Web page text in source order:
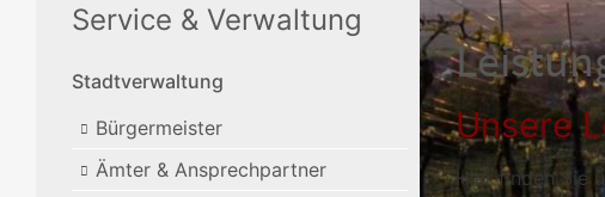
Service & Verwaltung
Stadtverwaltung
Bürgermeister
Ämter & Ansprechpartner
Unsere
Hier finden Sie